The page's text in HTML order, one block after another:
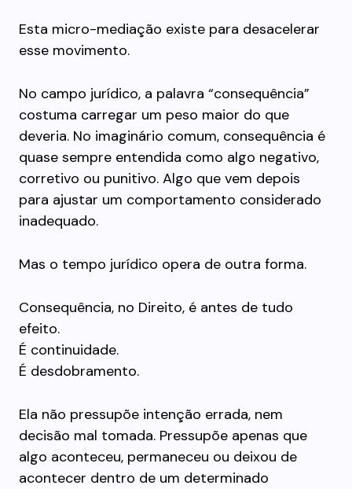
Esta micro-mediação existe para desacelerar
esse movimento.
No campo jurídico, a palavra “consequência”
costuma carregar um peso maior do que
deveria. No imaginário comum, consequência é
quase sempre entendida como algo negativo,
corretivo ou punitivo. Algo que vem depois
para ajustar um comportamento considerado
inadequado.
Mas o tempo jurídico opera de outra forma.
Consequência, no Direito, é antes de tudo
efeito.
É continuidade.
É desdobramento.
Ela não pressupõe intenção errada, nem
decisão mal tomada. Pressupõe apenas que
algo aconteceu, permaneceu ou deixou de
acontecer dentro de um determinado